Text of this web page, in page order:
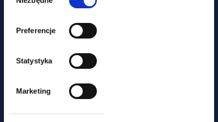
Preferencje
Statystyka
Marketing
news
LABOUR LAW NEWSLETTER –
collective labour agreements
under new rules